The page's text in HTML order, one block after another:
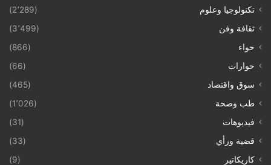
تكنولوجيا وعلوم
(2٬289)
ثقافة وفن
(3٬499)
حواء
(866)
حوارات
(66)
سوق واقتصاد
(465)
طب وصحة
(1٬026)
فيديوهات
(31)
قضية ورأي
(33)
كاريكاتير
(9)